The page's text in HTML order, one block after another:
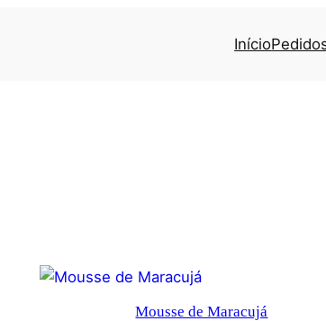
Início
Mousse de Maracujá